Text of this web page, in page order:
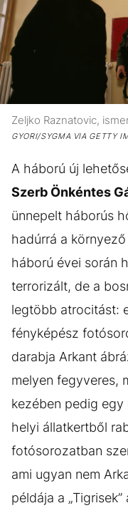
Zeljko Raznatovic,
GYORI/SYGMA VIA GETTY
A háború új
Szerb Önkéntes
ünnepelt háborús
hadúrrá a
háború évei során
terrorizált, de a
legtöbb atrocitást:
fényképész
darabja Arkant
melyen fegyveres,
kezében pedig
helyi állatkertből
fotósorozatban
ami ugyan nem
példája a